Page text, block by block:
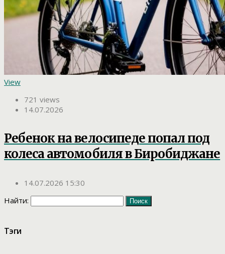
View
721 views
14.07.2026
Ребенок на велосипеде попал под
колеса автомобиля в Биробиджане
14.07.2026 15:30
Найти:
Тэги